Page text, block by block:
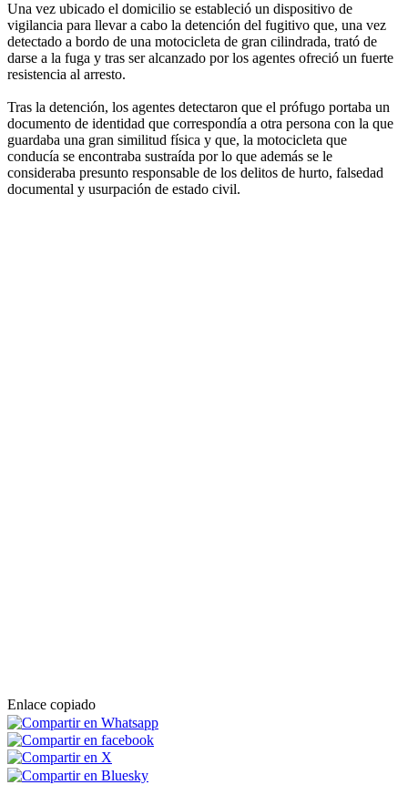
Una vez ubicado el domicilio se estableció un dispositivo de
vigilancia para llevar a cabo la detención del fugitivo que, una vez
detectado a bordo de una motocicleta de gran cilindrada, trató de
darse a la fuga y tras ser alcanzado por los agentes ofreció un fuerte
resistencia al arresto.
Tras la detención, los agentes detectaron que el prófugo portaba un
documento de identidad que correspondía a otra persona con la que
guardaba una gran similitud física y que, la motocicleta que
conducía se encontraba sustraída por lo que además se le
consideraba presunto responsable de los delitos de hurto, falsedad
documental y usurpación de estado civil.
Enlace copiado